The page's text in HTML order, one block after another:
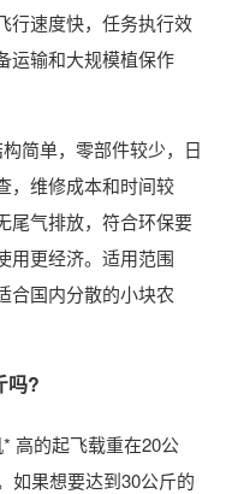
行速度快，任务执行效
运输和大规模植保作
简单，零部件较少，日
，维修成本和时间较
尾气排放，符合环保要
用更经济。适用范围
合国内分散的小块农
吗?
高的起飞载重在20公
如果想要达到30公斤的